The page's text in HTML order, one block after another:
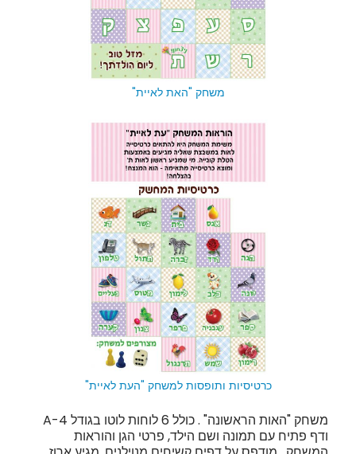
משחק "האת לאיית"
הוריאות המשחק "העת לאיית"
כרטיסיות המשחק
מצורפים
כרטיסיות ותופסות למשחק "העת לאיית"
משחק "האות הראשונה" . כולל 6 לוחות לוטו בגודל A-4
ודף פתיח עם תמונה ושם הילד, פרטי הגן והוראות